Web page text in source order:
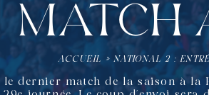
match
ACCUEIL » NATIONAL 2 :
le dernier match de la saison à